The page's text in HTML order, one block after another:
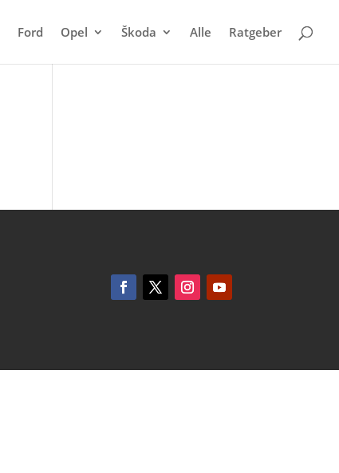
Ford Opel Škoda Alle Ratgeber